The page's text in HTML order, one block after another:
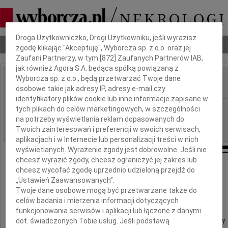
Nekrologi Odeszli Poradnik pogrzebowy
IMIĘ I NAZWISKO:
REGION: Wrocław
DATA EMISJI: 11.05.2026
Państwu
Renacie i Maciejowi Utnik
wyrazy głębokiego współczucia i słowa otuchy
Dbamy o Twoją prywatność
Droga Użytkowniczko, Drogi Użytkowniku, jeśli wyrazisz
zgodę klikając "Akceptuję", Wyborcza sp. z o.o. oraz jej
Zaufani Partnerzy, w tym [872 ] Zaufanych Partnerów IAB,
jak również Agora S.A. będąca spółką powiązaną z
Wyborcza sp. z o.o., będą przetwarzać Twoje dane
osobowe takie jak adresy IP, adresy e-mail czy
identyfikatory plików cookie lub inne informacje zapisane w
tych plikach do celów marketingowych, w szczególności
na potrzeby wyświetlania reklam dopasowanych do
Twoich zainteresowań i preferencji w swoich serwisach,
aplikacjach i w Internecie lub personalizacji treści w nich
wyświetlanych. Wyrażenie zgody jest dobrowolne. Jeśli nie
chcesz wyrazić zgody, chcesz ograniczyć jej zakres lub
chcesz wycofać zgodę uprzednio udzieloną przejdź do
„Ustawień Zaawansowanych”.
Twoje dane osobowe mogą być przetwarzane także do
celów badania i mierzenia informacji dotyczących
funkcjonowania serwisów i aplikacji lub łączone z danymi
dot. świadczonych Tobie usług. Jeśli podstawą